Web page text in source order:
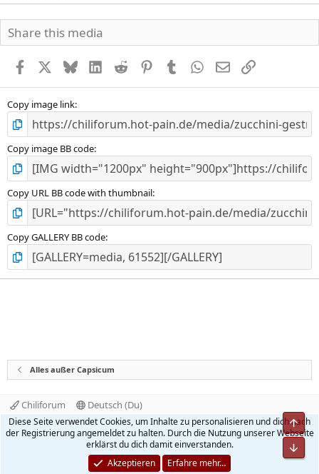
Share this media
Facebook BlueskyLinkedInReddit PinterestTumblr WhatsApp
E-MailLink
Copy image link
Copy image BB code
Copy URL BB code with thumbnail
Copy GALLERY BB code
Alles außer Capsicum
Chiliforum
Deutsch (Du)
Kontakt
Nutzungsbedingungen
Datenschutz
Hilfe und Impressum
Start
R
S
Community platform by XenForo® © 2010-2026 XenForo Ltd.
Quality Add-Ons made withbyWMTech.
Diese Seite verwendet Cookies, um Inhalte zu personalisieren und dich nach
der Registrierung angemeldet zu halten. Durch die Nutzung unserer Webseite
erklärst du dich damit einverstanden.
Akzeptieren
Erfahre mehr…